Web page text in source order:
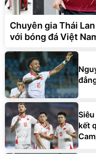
Chuyên gia Thái
với bóng đá Việt
kết